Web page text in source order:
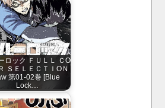
ロック ＦＵＬＬ ＣО
ＳＥＬＥＣＴＩОＮ
第01-02巻 [Blue
Lock…